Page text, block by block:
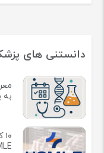
دانستنی های
به